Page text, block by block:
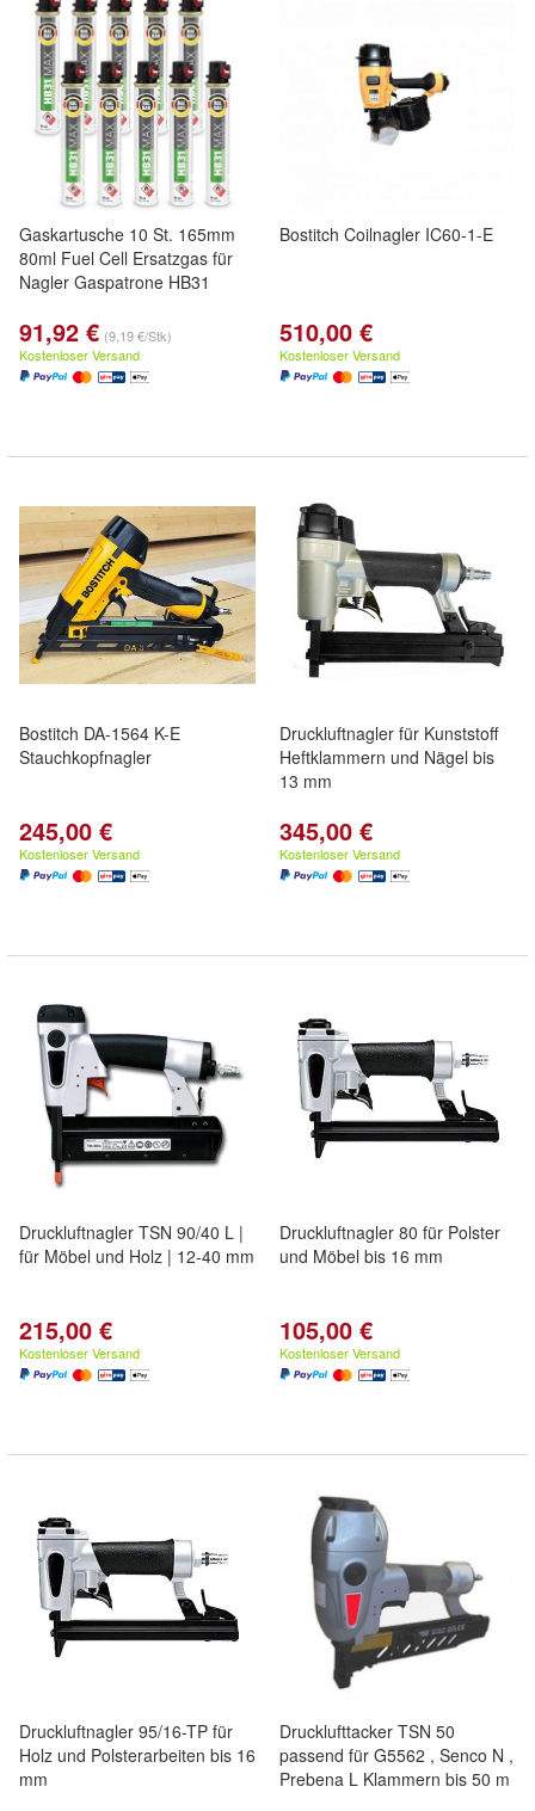
Gaskartusche 10 St. 165mm
80ml Fuel Cell Ersatzgas für
Nagler Gaspatrone HB31
91,92 € (9,19 €/Stk)
Kostenloser Versand
Bostitch Coilnagler IC60-1-E
510,00 €
Kostenloser Versand
Bostitch DA-1564 K-E
Stauchkopfnagler
245,00 €
Kostenloser Versand
Druckluftnagler für Kunststoff
Heftklammern und Nägel bis
13 mm
345,00 €
Kostenloser Versand
Druckluftnagler TSN 90/40 L |
für Möbel und Holz | 12-40 mm
215,00 €
Kostenloser Versand
Druckluftnagler 80 für Polster
und Möbel bis 16 mm
105,00 €
Kostenloser Versand
Druckluftnagler 95/16-TP für
Holz und Polsterarbeiten bis 16
mm
Drucklufttacker TSN 50
passend für G5562 , Senco N ,
Prebena L Klammern bis 50 m